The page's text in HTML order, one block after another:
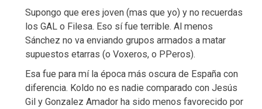
Supongo que eres joven (mas que yo) y no recuerdas
los GAL o Filesa. Eso sí fue terrible. Al menos
Sánchez no va enviando grupos armados a matar
supuestos etarras (o Voxeros, o PPeros).
Esa fue para mí la época más oscura de España con
diferencia. Koldo no es nadie comparado con Jesús
Gil y Gonzalez Amador ha sido menos favorecido por